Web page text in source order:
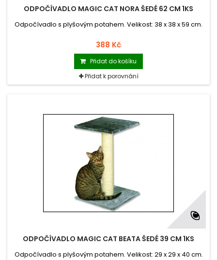
ODPOČÍVADLO MAGIC CAT NORA ŠEDÉ 62 CM 1KS
Odpočívadlo s plyšovým potahem. Velikost: 38 x 38 x 59 cm.
388 Kč
Přidat do košíku
Přidat k porovnání
ODPOČÍVADLO MAGIC CAT BEATA ŠEDÉ 39 CM 1KS
Odpočívadlo s plyšovým potahem. Velikost: 29 x 29 x 40 cm.